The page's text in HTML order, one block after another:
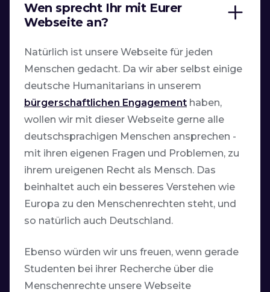
Wen sprecht Ihr mit Eurer
Webseite an?
Natürlich ist unsere Webseite für jeden
Menschen gedacht. Da wir aber selbst einige
deutsche Humanitarians in unserem
bürgerschaftlichen Engagement haben,
wollen wir mit dieser Webseite gerne alle
deutschsprachigen Menschen ansprechen -
mit ihren eigenen Fragen und Problemen, zu
ihrem ureigenen Recht als Mensch. Das
beinhaltet auch ein besseres Verstehen wie
Europa zu den Menschenrechten steht, und
so natürlich auch Deutschland.
Ebenso würden wir uns freuen, wenn gerade
Studenten bei ihrer Recherche über die
Menschenrechte unsere Webseite